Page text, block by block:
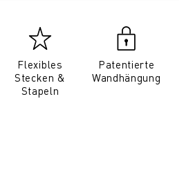
Flexibles
Stecken &
Stapeln
Patentierte
Wandhängung